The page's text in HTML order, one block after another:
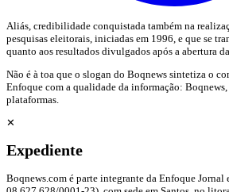
Aliás, credibilidade conquistada também na
pesquisas eleitorais, iniciadas em 1996, e que se
quanto aos resultados divulgados após a abertura
Não é à toa que o slogan do Boqnews sintetiza o
Enfoque com a qualidade da informação:
plataformas.
✕
Expediente
Boqnews.com é parte integrante da Enfoque Jornal